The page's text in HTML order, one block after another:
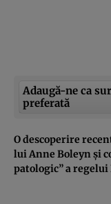
Adaugă-ne ca
preferată
O descoperire
lui Anne Boleyn și
patologic” a